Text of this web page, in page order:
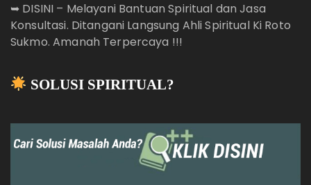
➥ DISINI – Melayani Bantuan Spiritual dan Jasa
Konsultasi. Ditangani Langsung Ahli Spiritual Ki Roto
Sukmo. Amanah Terpercaya !!!
SOLUSI SPIRITUAL?